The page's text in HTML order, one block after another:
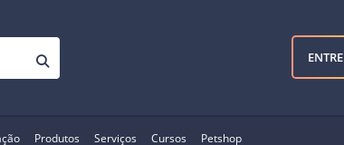
ENTRE
Produtos Serviços Cursos Petshop